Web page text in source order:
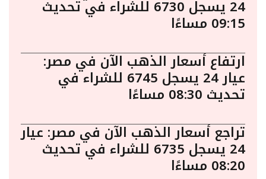
24 يسجل 6730 للشراء في تحديث
09:15 مساءًا
ارتفاع أسعار الذهب الآن في مصر:
عيار 24 يسجل 6745 للشراء في
تحديث 08:30 مساءًا
تراجع أسعار الذهب الآن في مصر: عيار
24 يسجل 6735 للشراء في تحديث
08:20 مساءًا